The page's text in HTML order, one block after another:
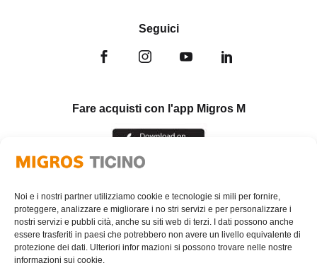
Noi e i nostri partner utilizziamo cookie e tecnologie si mili per fornire,
proteggere, analizzare e migliorare i no stri servizi e per personalizzare i
nostri servizi e pubbli cità, anche su siti web di terzi. I dati possono anche
essere trasferiti in paesi che potrebbero non avere un livello equivalente di
protezione dei dati. Ulteriori infor mazioni si possono trovare nelle nostre
informazioni sui cookie.
Seguici
Fare acquisti con l'app Migros M